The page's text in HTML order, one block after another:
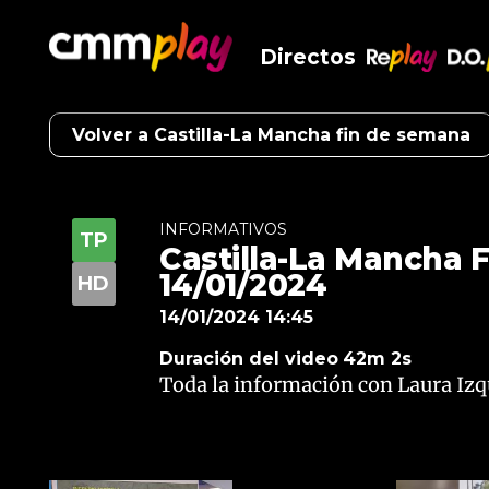
Directos
Volver a Castilla-La Mancha fin de semana
INFORMATIVOS
Castilla-La Mancha
14/01/2024
14/01/2024 14:45
Duración del video 42m 2s
Toda la información con Laura